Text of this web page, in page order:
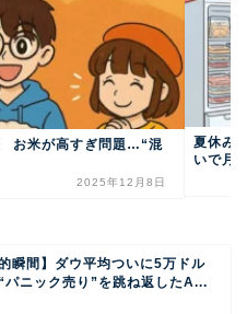
お米が高すぎ問題…“混
2025年12月8日
夏休み
いで月
的瞬間】ダウ平均ついに5万ドル
パニック売り”を跳ね返したA...